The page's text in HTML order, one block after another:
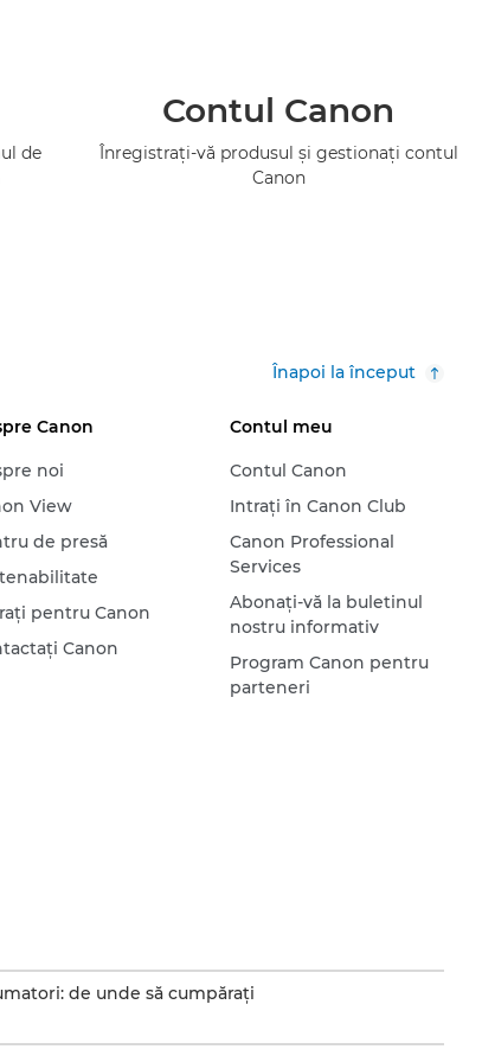
de
Contul Canon
Înregistraţi-vă produsul şi gestionaţi contul
Canon
Înapoi la început
Canon
noi
View
de presă
pentru Canon
Canon
Contul meu
Contul Canon
Intraţi în Canon Club
Canon Professional
Services
Abonaţi-vă la buletinul
nostru informativ
Program Canon pentru
parteneri
de unde să cumpăraţi